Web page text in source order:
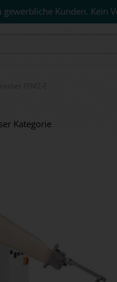
Kunden. Kein
Kategorie